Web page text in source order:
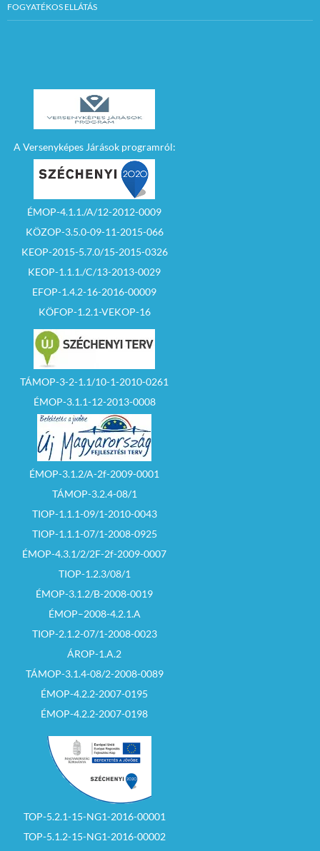
FOGYATÉKOS ELLÁTÁS
A Versenyképes Járások programról:
ÉMOP-4.1.1./A/12-2012-0009
KÖZOP-3.5.0-09-11-2015-066
KEOP-2015-5.7.0/15-2015-0326
KEOP-1.1.1./C/13-2013-0029
EFOP-1.4.2-16-2016-00009
KÖFOP-1.2.1-VEKOP-16
TÁMOP-3-2-1.1/10-1-2010-0261
ÉMOP-3.1.1-12-2013-0008
ÉMOP-3.1.2/A-2f-2009-0001
TÁMOP-3.2.4-08/1
TIOP-1.1.1-09/1-2010-0043
TIOP-1.1.1-07/1-2008-0925
ÉMOP-4.3.1/2/2F-2f-2009-0007
TIOP-1.2.3/08/1
ÉMOP-3.1.2/B-2008-0019
ÉMOP–2008-4.2.1.A
TIOP-2.1.2-07/1-2008-0023
ÁROP-1.A.2
TÁMOP-3.1.4-08/2-2008-0089
ÉMOP-4.2.2-2007-0195
ÉMOP-4.2.2-2007-0198
TOP-5.2.1-15-NG1-2016-00001
TOP-5.1.2-15-NG1-2016-00002